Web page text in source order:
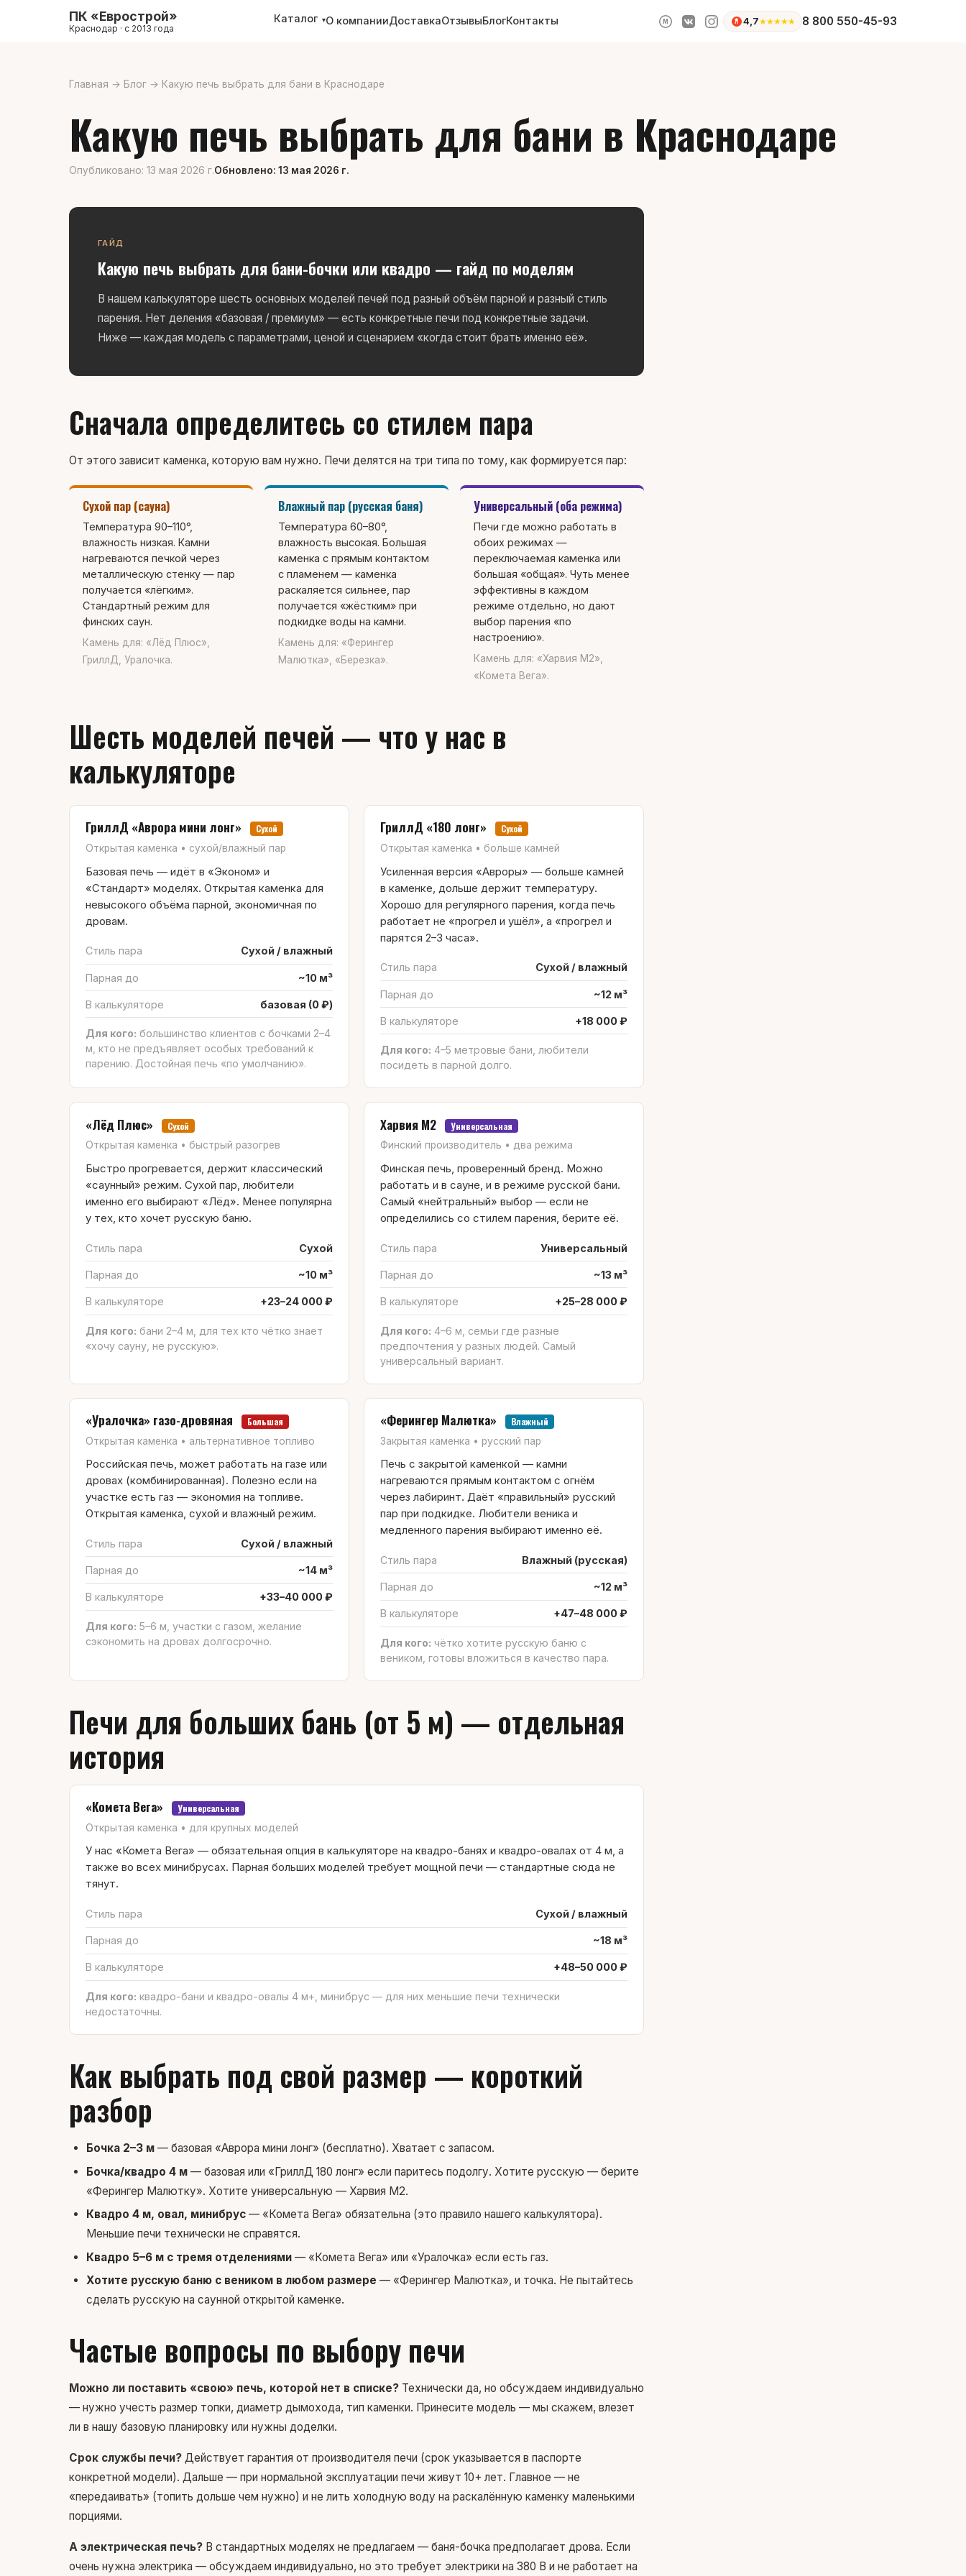
ПК «Еврострой»
Краснодар · с 2013 года
Каталог ▾О компанииДоставкаОтзывыБлогКонтакты M 4,7★★★★★ 8 800 550-45-93
Главная → Блог → Какую печь выбрать для бани в Краснодаре
Какую печь выбрать для бани в Краснодаре
Опубликовано: 13 мая 2026 г.Обновлено: 13 мая 2026 г.
ГАЙД
Какую печь выбрать для бани-бочки или квадро — гайд по моделям
В нашем калькуляторе шесть основных моделей печей под разный объём парной и разный стиль
парения. Нет деления «базовая / премиум» — есть конкретные печи под конкретные задачи.
Ниже — каждая модель с параметрами, ценой и сценарием «когда стоит брать именно её».
Сначала определитесь со стилем пара
От этого зависит каменка, которую вам нужно. Печи делятся на три типа по тому, как формируется пар:
Сухой пар (сауна)
Температура 90–110°,
влажность низкая. Камни
нагреваются печкой через
металлическую стенку — пар
получается «лёгким».
Стандартный режим для
финских саун.
Камень для: «Лёд Плюс»,
ГриллД, Уралочка.
Влажный пар (русская баня)
Температура 60–80°,
влажность высокая. Большая
каменка с прямым контактом
с пламенем — каменка
раскаляется сильнее, пар
получается «жёстким» при
подкидке воды на камни.
Камень для: «Ферингер
Малютка», «Березка».
Универсальный (оба режима)
Печи где можно работать в
обоих режимах —
переключаемая каменка или
большая «общая». Чуть менее
эффективны в каждом
режиме отдельно, но дают
выбор парения «по
настроению».
Камень для: «Харвия М2»,
«Комета Вега».
Шесть моделей печей — что у нас в
калькуляторе
ГриллД «Аврора мини лонг» Сухой
Открытая каменка • сухой/влажный пар
Базовая печь — идёт в «Эконом» и
«Стандарт» моделях. Открытая каменка для
невысокого объёма парной, экономичная по
дровам.
Стиль пара Сухой / влажный
Парная до ~10 м³
В калькуляторе базовая (0 ₽)
Для кого: большинство клиентов с бочками 2–4
м, кто не предъявляет особых требований к
парению. Достойная печь «по умолчанию».
ГриллД «180 лонг» Сухой
Открытая каменка • больше камней
Усиленная версия «Авроры» — больше камней
в каменке, дольше держит температуру.
Хорошо для регулярного парения, когда печь
работает не «прогрел и ушёл», а «прогрел и
парятся 2–3 часа».
Стиль пара Сухой / влажный
Парная до ~12 м³
В калькуляторе +18 000 ₽
Для кого: 4–5 метровые бани, любители
посидеть в парной долго.
«Лёд Плюс» Сухой
Открытая каменка • быстрый разогрев
Быстро прогревается, держит классический
«саунный» режим. Сухой пар, любители
именно его выбирают «Лёд». Менее популярна
у тех, кто хочет русскую баню.
Стиль пара Сухой
Парная до ~10 м³
В калькуляторе +23–24 000 ₽
Для кого: бани 2–4 м, для тех кто чётко знает
«хочу сауну, не русскую».
Харвия М2 Универсальная
Финский производитель • два режима
Финская печь, проверенный бренд. Можно
работать и в сауне, и в режиме русской бани.
Самый «нейтральный» выбор — если не
определились со стилем парения, берите её.
Стиль пара Универсальный
Парная до ~13 м³
В калькуляторе +25–28 000 ₽
Для кого: 4–6 м, семьи где разные
предпочтения у разных людей. Самый
универсальный вариант.
«Уралочка» газо-дровяная Большая
Открытая каменка • альтернативное топливо
Российская печь, может работать на газе или
дровах (комбинированная). Полезно если на
участке есть газ — экономия на топливе.
Открытая каменка, сухой и влажный режим.
Стиль пара Сухой / влажный
Парная до ~14 м³
В калькуляторе +33–40 000 ₽
Для кого: 5–6 м, участки с газом, желание
сэкономить на дровах долгосрочно.
«Ферингер Малютка» Влажный
Закрытая каменка • русский пар
Печь с закрытой каменкой — камни
нагреваются прямым контактом с огнём
через лабиринт. Даёт «правильный» русский
пар при подкидке. Любители веника и
медленного парения выбирают именно её.
Стиль пара Влажный (русская)
Парная до ~12 м³
В калькуляторе +47–48 000 ₽
Для кого: чётко хотите русскую баню с
веником, готовы вложиться в качество пара.
Печи для больших бань (от 5 м) — отдельная
история
«Комета Вега» Универсальная
Открытая каменка • для крупных моделей
У нас «Комета Вега» — обязательная опция в калькуляторе на квадро-банях и квадро-овалах от 4 м, а
также во всех минибрусах. Парная больших моделей требует мощной печи — стандартные сюда не
тянут.
Стиль пара Сухой / влажный
Парная до ~18 м³
В калькуляторе +48–50 000 ₽
Для кого: квадро-бани и квадро-овалы 4 м+, минибрус — для них меньшие печи технически
недостаточны.
Как выбрать под свой размер — короткий
разбор
Бочка 2–3 м — базовая «Аврора мини лонг» (бесплатно). Хватает с запасом.
Бочка/квадро 4 м — базовая или «ГриллД 180 лонг» если паритесь подолгу. Хотите русскую — берите
«Ферингер Малютку». Хотите универсальную — Харвия М2.
Квадро 4 м, овал, минибрус — «Комета Вега» обязательна (это правило нашего калькулятора).
Меньшие печи технически не справятся.
Квадро 5–6 м с тремя отделениями — «Комета Вега» или «Уралочка» если есть газ.
Хотите русскую баню с веником в любом размере — «Ферингер Малютка», и точка. Не пытайтесь
сделать русскую на саунной открытой каменке.
Частые вопросы по выбору печи
Можно ли поставить «свою» печь, которой нет в списке? Технически да, но обсуждаем индивидуально
— нужно учесть размер топки, диаметр дымохода, тип каменки. Принесите модель — мы скажем, влезет
ли в нашу базовую планировку или нужны доделки.
Срок службы печи? Действует гарантия от производителя печи (срок указывается в паспорте
конкретной модели). Дальше — при нормальной эксплуатации печи живут 10+ лет. Главное — не
«передаивать» (топить дольше чем нужно) и не лить холодную воду на раскалённую каменку маленькими
порциями.
А электрическая печь? В стандартных моделях не предлагаем — баня-бочка предполагает дрова. Если
очень нужна электрика — обсуждаем индивидуально, но это требует электрики на 380 В и не работает на